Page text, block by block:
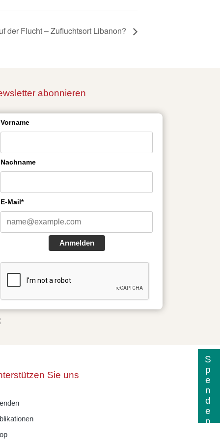
der Flucht – Zufluchtsort Libanon?
Spenden
abonnieren
Vorname
Nachname
E-Mail*
Anmelden
Sie uns